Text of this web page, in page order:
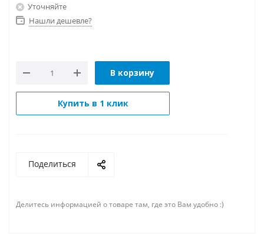
Уточняйте
Нашли дешевле?
В корзину
Купить в 1 клик
Поделиться
Делитесь информацией о товаре там, где это Вам удобно :)